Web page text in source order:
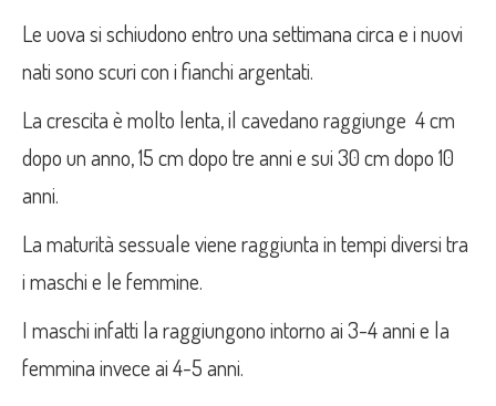
Le uova si schiudono entro una settimana circa e i nuovi
nati sono scuri con i fianchi argentati.
La crescita è molto lenta, il cavedano raggiunge 4 cm
dopo un anno, 15 cm dopo tre anni e sui 30 cm dopo 10
anni.
La maturità sessuale viene raggiunta in tempi diversi tra
i maschi e le femmine.
I maschi infatti la raggiungono intorno ai 3-4 anni e la
femmina invece ai 4-5 anni.